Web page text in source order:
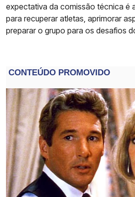
expectativa da comissão técnica é
para recuperar atletas, aprimorar
preparar o grupo para os desafios